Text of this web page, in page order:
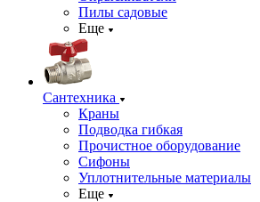
Пилы садовые
Еще
Сантехника
Краны
Подводка гибкая
Прочистное оборудование
Сифоны
Уплотнительные материалы
Еще